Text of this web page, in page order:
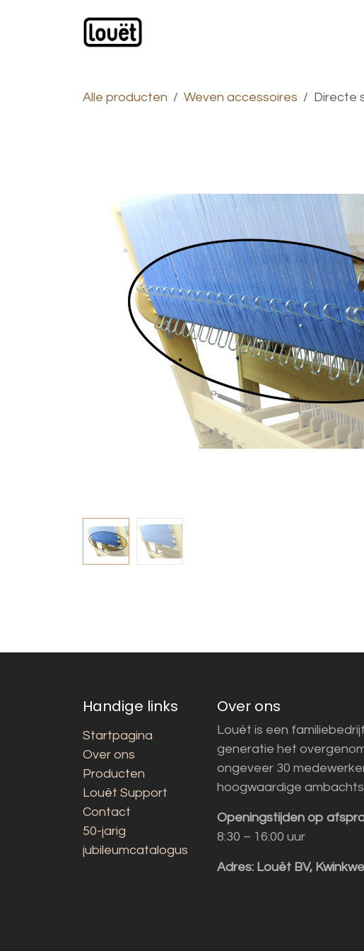
Alle producten Weven accessoires Directe
Handige links
Startpagina
Over ons
Producten
Louët Support
Contact
50-jarig
jubileumcatalogus
Over ons
Louët is een
generatie het
ongeveer 30
hoogwaardige
Openingstijden op
8:30 – 16:00 uur
Adres: Louët BV,